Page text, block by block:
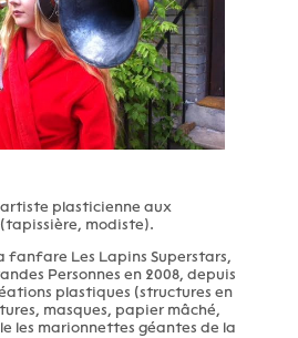
artiste plasticienne aux
modiste).
fanfare Les Lapins Superstars,
Personnes en 2008, depuis
plastiques (structures en
masques, papier mâché,
les marionnettes géantes de la